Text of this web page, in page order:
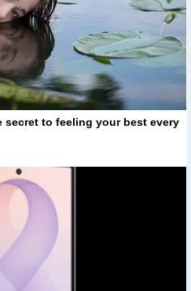
to feeling your best every